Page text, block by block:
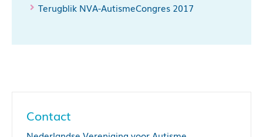
Terugblik NVA-AutismeCongres 2017
Contact